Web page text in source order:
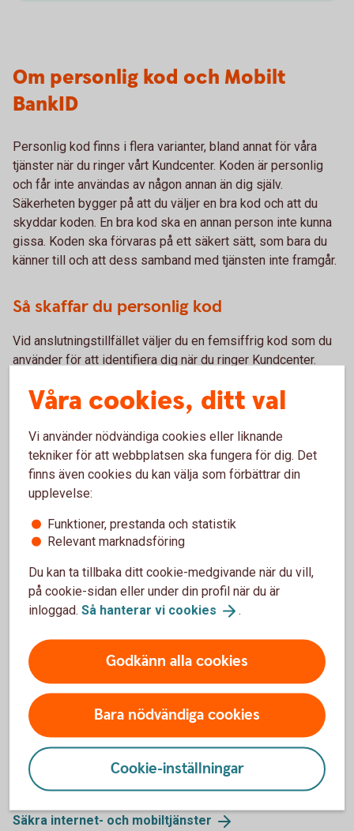
Om personlig kod och Mobilt
BankID
Personlig kod finns i flera varianter, bland annat för våra
tjänster när du ringer vårt Kundcenter. Koden är personlig
och får inte användas av någon annan än dig själv.
Säkerheten bygger på att du väljer en bra kod och att du
skyddar koden. En bra kod ska en annan person inte kunna
gissa. Koden ska förvaras på ett säkert sätt, som bara du
känner till och att dess samband med tjänsten inte framgår.
Så skaffar du personlig kod
Vid anslutningstillfället väljer du en femsiffrig kod som du
använder för att identifiera dig när du ringer Kundcenter.
Du ansluter dig direkt i internetbanken. Är du ny kund i
Sparbanken Lidköping eller vill prata med oss personligen
är du välkommen in på närmaste bankkontor.
Din personliga kod kan du byta när som helst i
internetbanken eller i självbetjäning:
på 0771-33 44 33.
Välj 1# för självbetjäning.
instruktionsrösten.
Även Mobilt BankID skaffar du direkt i internetbanken.
Läs mer om MobiltBankID
Mer information
Säkra internet- och mobiltjänster
Våra cookies, ditt val
Vi använder nödvändiga cookies eller liknande
tekniker för att webbplatsen ska fungera för dig. Det
finns även cookies du kan välja som förbättrar din
upplevelse:
Funktioner, prestanda och statistik
Relevant marknadsföring
Du kan ta tillbaka ditt cookie-medgivande när du vill,
på cookie-sidan eller under din profil när du är
inloggad. Så hanterar vi cookies .
Godkänn alla cookies
Bara nödvändiga cookies
Cookie-inställningar